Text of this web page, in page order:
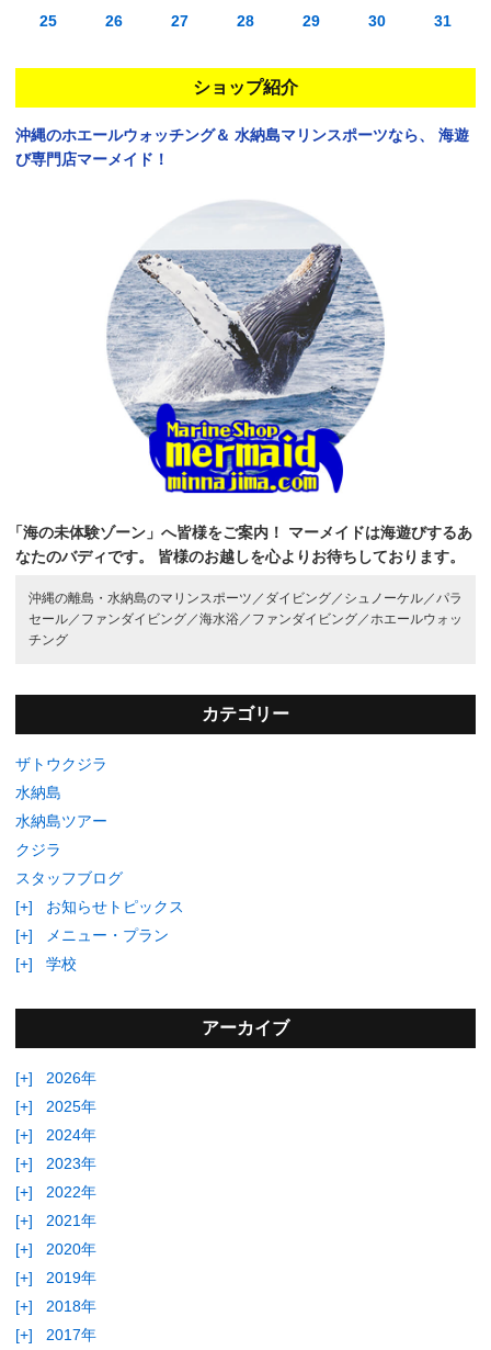
25 26 27 28 29 30 31
ショップ紹介
沖縄のホエールウォッチング＆ 水納島マリンスポーツなら、
海遊
び専門店マーメイド！
「海の未体験ゾーン」へ皆様をご案内！
マーメイドは海遊びするあ
なたのバディです。
皆様のお越しを心よりお待ちしております。
沖縄の離島・水納島のマリンスポーツ／ ダイビング／ シュノーケル／ パラ
セール／ ファンダイビング／海水浴／ ファンダイビング／ ホエールウォッ
チング
カテゴリー
ザトウクジラ
水納島
水納島ツアー
クジラ
スタッフブログ
[+]
お知らせトピックス
[+]
メニュー・プラン
[+]
学校
アーカイブ
[+]
2026年
[+]
2025年
[+]
2024年
[+]
2023年
[+]
2022年
[+]
2021年
[+]
2020年
[+]
2019年
[+]
2018年
[+]
2017年